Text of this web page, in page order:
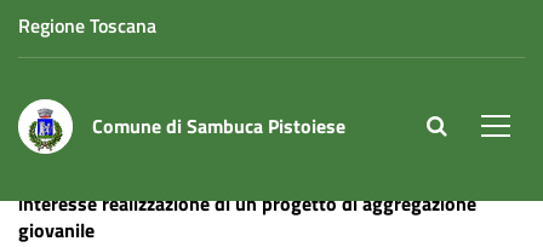
Regione Toscana
Comune di Sambuca Pistoiese site.searc
interesse realizzazione di un progetto di aggregazione
giovanile